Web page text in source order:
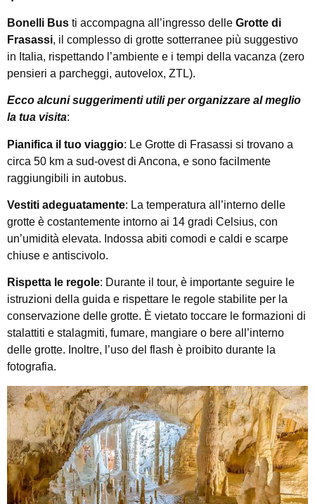
Bonelli Bus ti accompagna all’ingresso delle Grotte di
Frasassi, il complesso di grotte sotterranee più suggestivo
in Italia, rispettando l’ambiente e i tempi della vacanza (zero
pensieri a parcheggi, autovelox, ZTL).
Ecco alcuni suggerimenti utili per organizzare al meglio
la tua visita:
Pianifica il tuo viaggio: Le Grotte di Frasassi si trovano a
circa 50 km a sud-ovest di Ancona, e sono facilmente
raggiungibili in autobus.
Vestiti adeguatamente: La temperatura all’interno delle
grotte è costantemente intorno ai 14 gradi Celsius, con
un’umidità elevata. Indossa abiti comodi e caldi e scarpe
chiuse e antiscivolo.
Rispetta le regole: Durante il tour, è importante seguire le
istruzioni della guida e rispettare le regole stabilite per la
conservazione delle grotte. È vietato toccare le formazioni di
stalattiti e stalagmiti, fumare, mangiare o bere all’interno
delle grotte. Inoltre, l’uso del flash è proibito durante la
fotografia.